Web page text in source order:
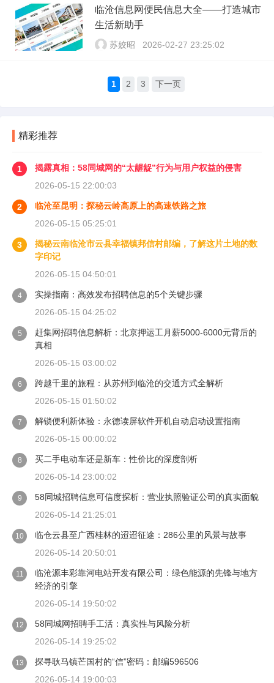
临沧信息网便民信息大全——打造城市
生活新助手
苏姣昭 2026-02-27 23:25:02
1 2 3 下一页
精彩推荐
1
揭露真相：58同城网的“太龌龊”行为与用户权益的侵害
2026-05-15 22:00:03
2
临沧至昆明：探秘云岭高原上的高速铁路之旅
2026-05-15 05:25:01
3
揭秘云南临沧市云县幸福镇邦信村邮编，了解这片土地的数
字印记
2026-05-15 04:50:01
4
实操指南：高效发布招聘信息的5个关键步骤
2026-05-15 04:25:02
5
赶集网招聘信息解析：北京押运工月薪5000-6000元背后的
真相
2026-05-15 03:00:02
6
跨越千里的旅程：从苏州到临沧的交通方式全解析
2026-05-15 01:50:02
7
解锁便利新体验：永德读屏软件开机自动启动设置指南
2026-05-15 00:00:02
8
买二手电动车还是新车：性价比的深度剖析
2026-05-14 23:00:02
9
58同城招聘信息可信度探析：营业执照验证公司的真实面貌
2026-05-14 21:25:01
10
临仓云县至广西桂林的迢迢征途：286公里的风景与故事
2026-05-14 20:50:01
11
临沧源丰彩靠河电站开发有限公司：绿色能源的先锋与地方
经济的引擎
2026-05-14 19:50:02
12
58同城网招聘手工活：真实性与风险分析
2026-05-14 19:25:02
13
探寻耿马镇芒国村的“信”密码：邮编596506
2026-05-14 19:00:03